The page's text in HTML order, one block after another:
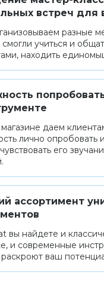
встреч для
разные
учиться и
находить
даем
лично опробовать
его
ассортимент
вы найдете и
и современные
ваш